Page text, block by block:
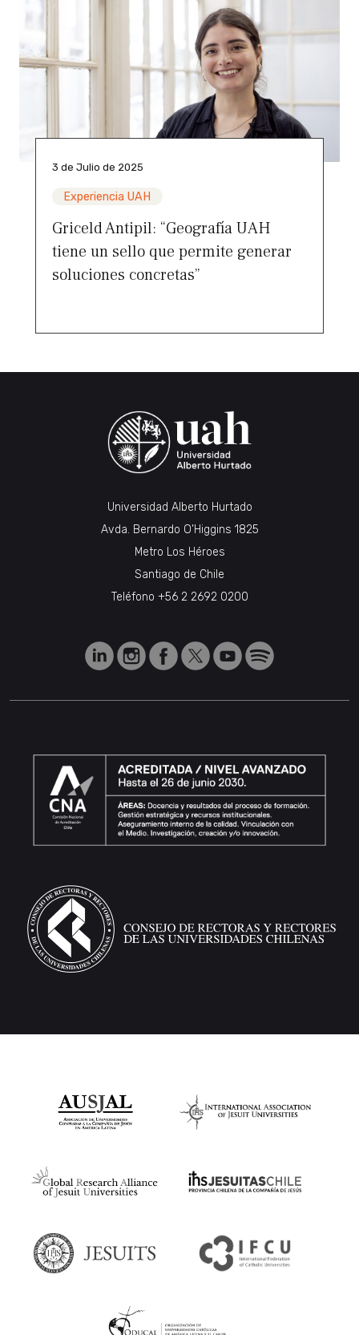
3 de Julio de 2025
Experiencia UAH
Griceld Antipil: “Geografía UAH
tiene un sello que permite generar
soluciones concretas”
Universidad Alberto Hurtado
Avda. Bernardo O’Higgins 1825
Metro Los Héroes
Santiago de Chile
Teléfono +56 2 2692 0200